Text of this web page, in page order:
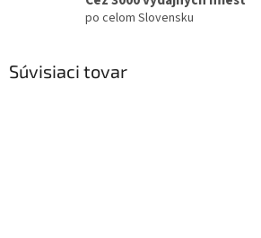
po celom Slovensku
Súvisiaci tovar